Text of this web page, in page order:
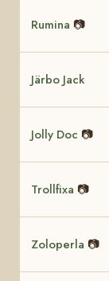
Rumina 📷
Järbo Jack
Jolly Doc 📷
Trollfixa 📷
Zoloperla 📷